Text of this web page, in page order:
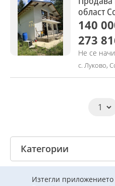
област
140
273
Не се
с. Луково,
Категории
Изтегли приложението